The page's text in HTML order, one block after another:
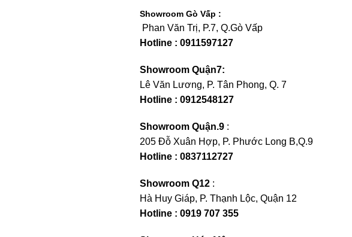
Showroom Gò Vấp :
Phan Văn Trị, P.7, Q.Gò Vấp
Hotline : 0911597127
Showroom Quận7:
Lê Văn Lương, P. Tân Phong, Q. 7
Hotline : 0912548127
Showroom Quận.9 :
205 Đỗ Xuân Hợp, P. Phước Long B,Q.9
Hotline : 0837112727
Showroom Q12 :
Hà Huy Giáp, P. Thạnh Lộc, Quận 12
Hotline : 0919 707 355